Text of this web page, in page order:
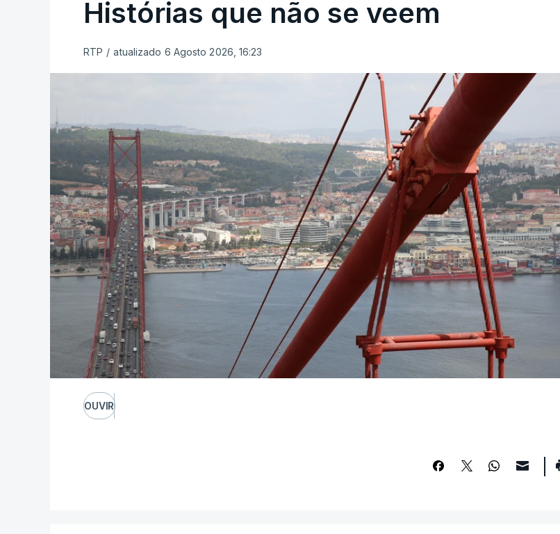
Histórias que não se veem
RTP / atualizado 6 Agosto 2026, 16:23
OUVIR